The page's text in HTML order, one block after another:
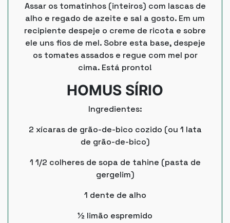
Assar os tomatinhos (inteiros) com lascas de
alho e regado de azeite e sal a gosto. Em um
recipiente despeje o creme de ricota e sobre
ele uns fios de mel. Sobre esta base, despeje
os tomates assados e regue com mel por
cima. Está pronto!
HOMUS SÍRIO
Ingredientes:
2 xícaras de grão-de-bico cozido (ou 1 lata
de grão-de-bico)
1 1/2 colheres de sopa de tahine (pasta de
gergelim)
1 dente de alho
½ limão espremido